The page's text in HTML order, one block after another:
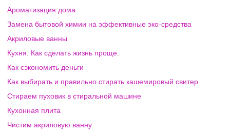
Ароматизация дома
Замена бытовой химии на эффективные эко-средства
Акриловые ванны
Кухня. Как сделать жизнь проще.
Как сэкономить деньги
Как выбирать и правильно стирать кашемировый свитер
Стираем пуховик в стиральной машине
Кухонная плита
Чистим акриловую ванну